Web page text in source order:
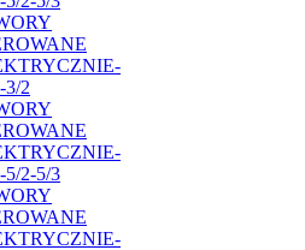
3/2
5/2-5/3